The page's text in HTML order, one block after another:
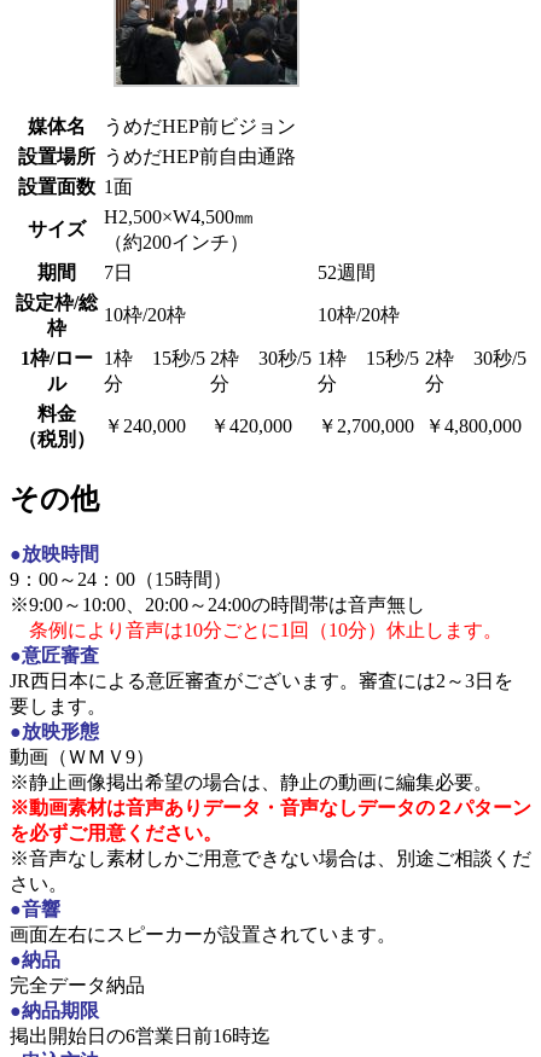
媒体名
うめだHEP前ビジョン
設置場所
うめだHEP前自由通路
設置面数 1面
サイズ
H2,500×W4,500㎜
（約200インチ）
期間
7日
52週間
設定枠/総
枠
10枠/20枠 10枠/20枠
1枠/ロー
ル
1枠 15秒/5
分
2枠 30秒/5
分
1枠 15秒/5
分
2枠 30秒/5
分
料金
（税別）
￥240,000 ￥420,000 ￥2,700,000 ￥4,800,000
その他
●放映時間
9：00～24：00（15時間）
※9:00～10:00、20:00～24:00の時間帯は音声無し
条例により音声は10分ごとに1回（10分）休止します。
●意匠審査
JR西日本による意匠審査がございます。審査には2～3日を
要します。
●放映形態
動画（ＷＭＶ9）
※静止画像掲出希望の場合は、静止の動画に編集必要。
※動画素材は音声ありデータ・音声なしデータの２パターン
を必ずご用意ください。
※音声なし素材しかご用意できない場合は、別途ご相談くだ
さい。
●音響
画面左右にスピーカーが設置されています。
●納品
完全データ納品
●納品期限
掲出開始日の6営業日前16時迄